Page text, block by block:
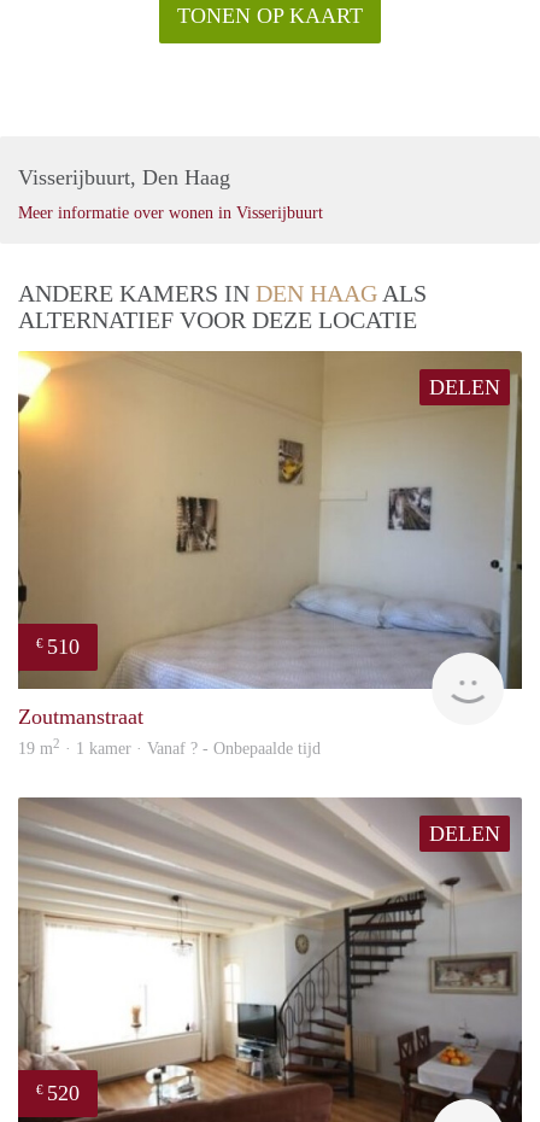
TONEN OP KAART
Visserijbuurt, Den Haag
Meer informatie over wonen in Visserijbuurt
ANDERE KAMERS IN DEN HAAG ALS
ALTERNATIEF VOOR DEZE LOCATIE
DELEN
€ 510
Zoutmanstraat
19 m2 · 1 kamer · Vanaf ? - Onbepaalde tijd
DELEN
€ 520